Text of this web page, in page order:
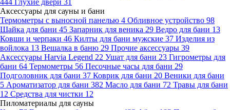
444 Глухие двери 31
Аксессуары для сауны и бани
Термометры с выносной панелью 4 Обливное устройство 98
Шайка для бани 45 Запарник для веника 29 Ведро для бани 13
Ковши и черпаки 46 Килты для бани мужские 37 Изделия из
войлока 13 Вешалка в баню 29 Прочие аксессуары 39
Аксессуары Harvia Legend 22 Ушат для бани 23 Гигрометры для
бани 64 Термометры 56 Песочные часы для бани 29
Подголовник для бани 37 Коврик для бани 20 Веники для бани
5 Ароматизатор для бани 382 Масло для бани 72 Травы для бани
12 Средства для чистки 12
Пиломатериалы для сауны